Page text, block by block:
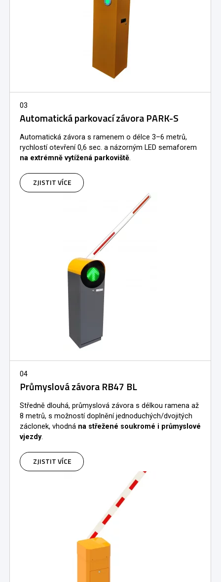
03
Automatická parkovací závora PARK-S
Automatická závora s ramenem o délce 3–6 metrů,
rychlostí otevření 0,6 sec. a názorným LED semaforem
na extrémně vytížená parkoviště.
ZJISTIT VÍCE
04
Průmyslová závora RB47 BL
Středně dlouhá, průmyslová závora s délkou ramena až
8 metrů, s možností doplnění jednoduchých/dvojitých
záclonek, vhodná na střežené soukromé i průmyslové
vjezdy.
ZJISTIT VÍCE